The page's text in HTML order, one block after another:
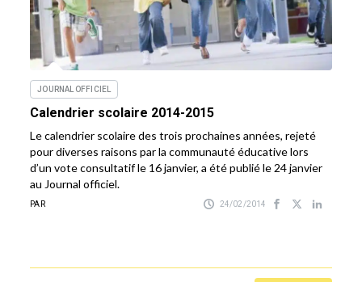
JOURNAL OFFICIEL
Calendrier scolaire 2014-2015
Le calendrier scolaire des trois prochaines années, rejeté
pour diverses raisons par la communauté éducative lors
d’un vote consultatif le 16 janvier, a été publié le 24 janvier
au Journal officiel.
PAR 24/02/2014